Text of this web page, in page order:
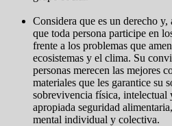
Considera que es un derecho
que toda persona participe en
frente a los problemas que
ecosistemas y el clima. Su
personas merecen las mejores
materiales que les garantice su
sobrevivencia física, intelectual
apropiada seguridad
mental individual y colectiva.